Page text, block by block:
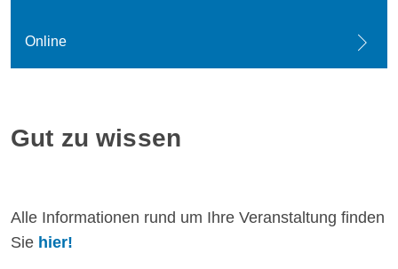
Online
Gut zu wissen
Alle Informationen rund um Ihre Veranstaltung finden
Sie hier!